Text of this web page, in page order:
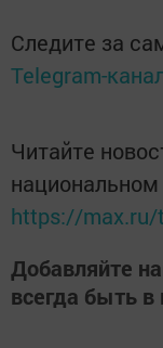
Следите за
Telegram-
Читайте
https://max.ru/
Добавляйте
всегда быть в